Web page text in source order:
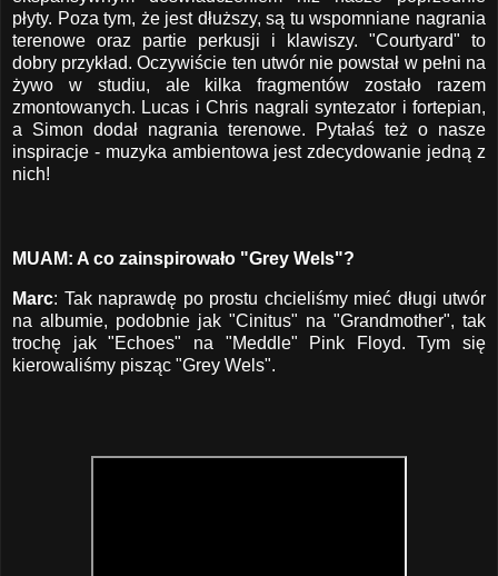
płyty. Poza tym, że jest dłuższy, są tu wspomniane nagrania
terenowe oraz partie perkusji i klawiszy. "Courtyard" to
dobry przykład. Oczywiście ten utwór nie powstał w pełni na
żywo w studiu, ale kilka fragmentów zostało razem
zmontowanych. Lucas i Chris nagrali syntezator i fortepian,
a Simon dodał nagrania terenowe. Pytałaś też o nasze
inspiracje - muzyka ambientowa jest zdecydowanie jedną z
nich!
MUAM: A co zainspirowało "Grey Wels"?
Marc: Tak naprawdę po prostu chcieliśmy mieć długi utwór
na albumie, podobnie jak "Cinitus" na "Grandmother", tak
trochę jak "Echoes" na "Meddle" Pink Floyd. Tym się
kierowaliśmy pisząc "Grey Wels".